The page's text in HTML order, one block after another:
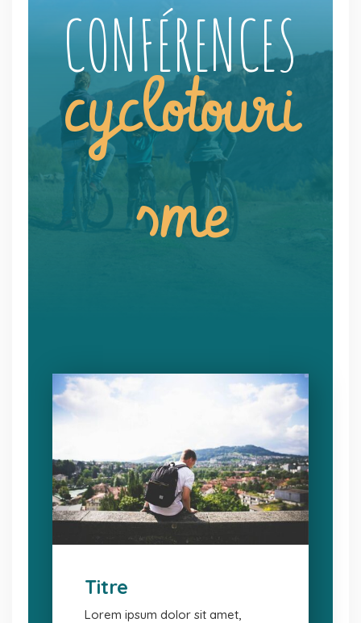
CONFÉRENCES
cyclotouri
sme
Titre
Lorem ipsum dolor sit amet,